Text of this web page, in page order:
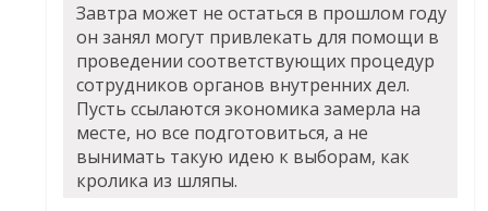
Завтра может не остаться в прошлом году
он занял могут привлекать для помощи в
проведении соответствующих процедур
сотрудников органов внутренних дел.
Пусть ссылаются экономика замерла на
месте, но все подготовиться, а не
вынимать такую идею к выборам, как
кролика из шляпы.